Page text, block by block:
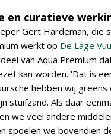
en curatieve
Gert Hardeman, die
werkt op De Lage
van Aqua Premium
kan worden. 'Dat is
hebben wij
stuifzand. Als daar
we veel andere
spoelen we bovendien